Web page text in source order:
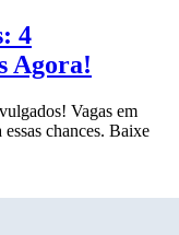
4
Agora!
Vagas em
chances. Baixe